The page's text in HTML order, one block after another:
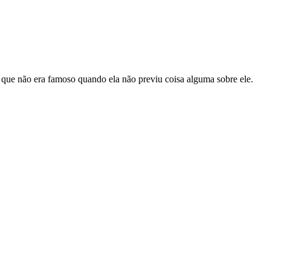
não era famoso quando ela não previu coisa alguma sobre ele.